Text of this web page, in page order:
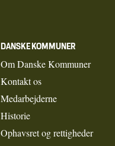
DANSKE KOMMUNER
Om Danske Kommuner
Kontakt os
Medarbejderne
Historie
Ophavsret og rettigheder